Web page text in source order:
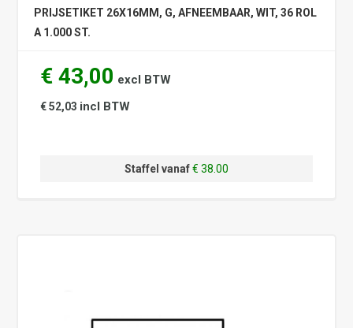
PRIJSETIKET 26X16MM, G, AFNEEMBAAR, WIT, 36 ROL
A 1.000 ST.
€ 43,00 excl BTW
€ 52,03 incl BTW
Staffel vanaf€ 38.00